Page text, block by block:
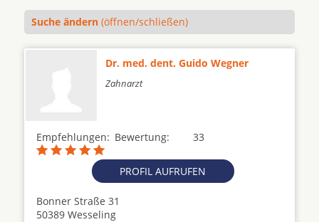
Suche ändern (öffnen/schließen)
Dr. med. dent. Guido Wegner
Zahnarzt
Empfehlungen: 33
Bewertung:
PROFIL AUFRUFEN
Bonner Straße 31
50389 Wesseling